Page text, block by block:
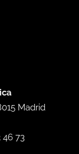
Madrid
46 73